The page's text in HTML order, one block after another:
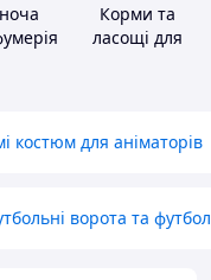
Корми та
ласощі для
костюм для аніматорів
ворота та